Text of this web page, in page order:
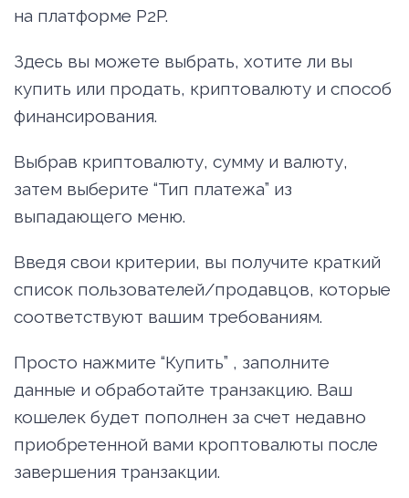
на платформе P2P.
Здесь вы можете выбрать, хотите ли вы
купить или продать, криптовалюту и способ
финансирования.
Выбрав криптовалюту, сумму и валюту,
затем выберите “Тип платежа” из
выпадающего меню.
Введя свои критерии, вы получите краткий
список пользователей/продавцов, которые
соответствуют вашим требованиям.
Просто нажмите “Купить” , заполните
данные и обработайте транзакцию. Ваш
кошелек будет пополнен за счет недавно
приобретенной вами кроптовалюты после
завершения транзакции.